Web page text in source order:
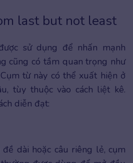
last but not least
sử dụng để nhấn mạnh
cũng có tầm quan trọng như
từ này có thể xuất hiện ở
tùy thuộc vào cách liệt kê.
diễn đạt:
dài hoặc câu riêng lẻ, cụm